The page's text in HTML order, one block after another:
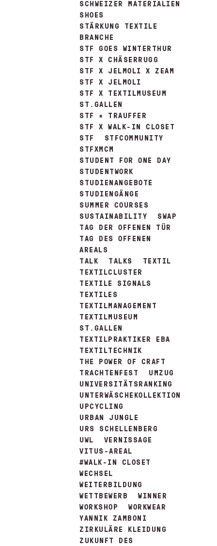
SCHWEIZER MATERIALIEN
SHOES
STÄRKUNG TEXTILE
BRANCHE
STF GOES WINTERTHUR
STF X CHÄSERRUGG
STF X JELMOLI X ZEAM
STF X JELMOLI
STF X TEXTILMUSEUM
ST.GALLEN
STF × TRAUFFER
STF X WALK-IN CLOSET
STF
STFCOMMUNITY
STFXMCM
STUDENT FOR ONE DAY
STUDENTWORK
STUDIENANGEBOTE
STUDIENGÄNGE
SUMMER COURSES
SUSTAINABILITY
SWAP
TAG DER OFFENEN TÜR
TAG DES OFFENEN
AREALS
TALK
TALKS
TEXTIL
TEXTILCLUSTER
TEXTILE SIGNALS
TEXTILES
TEXTILMANAGEMENT
TEXTILMUSEUM
ST.GALLEN
TEXTILPRAKTIKER EBA
TEXTILTECHNIK
THE POWER OF CRAFT
TRACHTENFEST
UMZUG
UNIVERSITÄTSRANKING
UNTERWÄSCHEKOLLEKTION
UPCYCLING
URBAN JUNGLE
URS SCHELLENBERG
UWL
VERNISSAGE
VITUS-AREAL
#WALK-IN CLOSET
WECHSEL
WEITERBILDUNG
WETTBEWERB
WINNER
WORKSHOP
WORKWEAR
YANNIK ZAMBONI
ZIRKULÄRE KLEIDUNG
ZUKUNFT DES